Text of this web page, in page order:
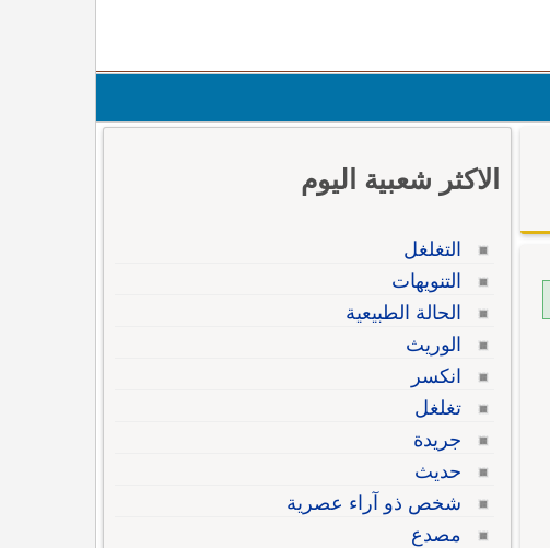
الاكثر شعبية اليوم
التغلغل
التنويهات
الحالة الطبيعية
الوريث
انكسر
تغلغل
جريدة
حديث
شخص ذو آراء عصرية
مصدع